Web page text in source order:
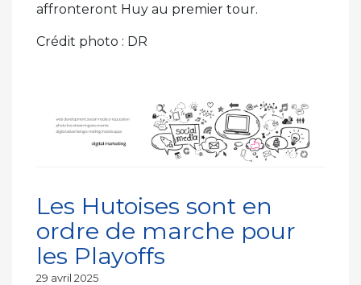
affronteront Huy au premier tour.
Crédit photo : DR
Les Hutoises sont en
ordre de marche pour
les Playoffs
Publié
29 avril 2025